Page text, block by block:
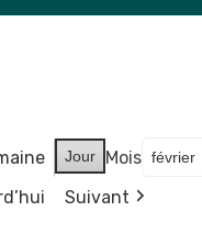
Jour Mois
Suivant